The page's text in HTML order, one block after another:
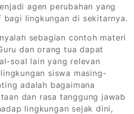
agen perubahan yang
lingkungan di sekitarnya.
sebagian contoh materi
dan orang tua dapat
soal lain yang relevan
siswa masing-
adalah bagaimana
dan rasa tanggung jawab
lingkungan sejak dini,